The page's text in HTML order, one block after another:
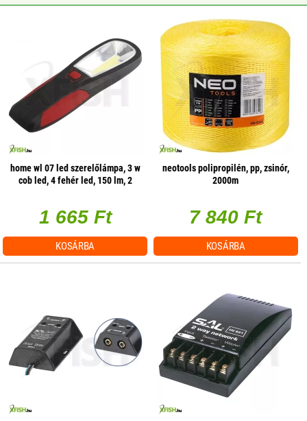
home wl 07 led szerelőlámpa, 3 w
cob led, 4 fehér led, 150 lm, 2
1 665 Ft
KOSÁRBA
neotools polipropilén, pp, zsinór,
2000m
7 840 Ft
KOSÁRBA